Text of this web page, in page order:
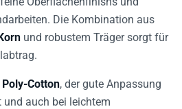
Die Kombination aus
und robustem Träger sorgt für
Poly-Cotton, der gute Anpassung
auch bei leichtem